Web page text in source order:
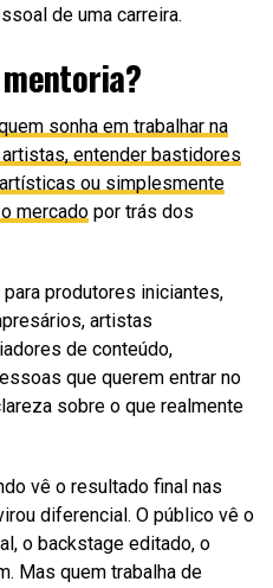
de uma carreira.
sonha em trabalhar na
entender bastidores
ou simplesmente
mercado por trás dos
produtores iniciantes,
artistas
de conteúdo,
que querem entrar no
sobre o que realmente
vê o resultado final nas
diferencial. O público vê o
o backstage editado, o
Mas quem trabalha de